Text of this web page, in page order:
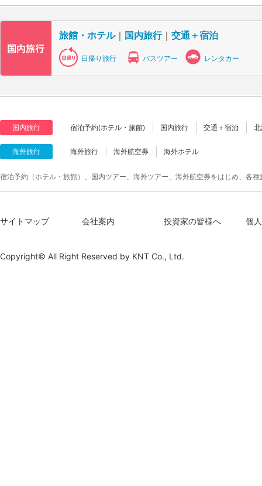
旅館・ホテル｜ 国内旅行｜ 交通＋宿泊
日帰り旅行 バスツアー レンタカー
国内旅行 宿泊予約(ホテル・旅館) 国内旅行 交通＋宿泊
海外旅行 海外旅行 海外航空券 海外ホテル
宿泊予約（ホテル・旅館）、国内ツアー、海外ツアー、海外航空券をはじめ、各
サイトマップ 会社案内 投資家の皆様へ 個
Copyright© All Right Reserved by KNT Co., Ltd.